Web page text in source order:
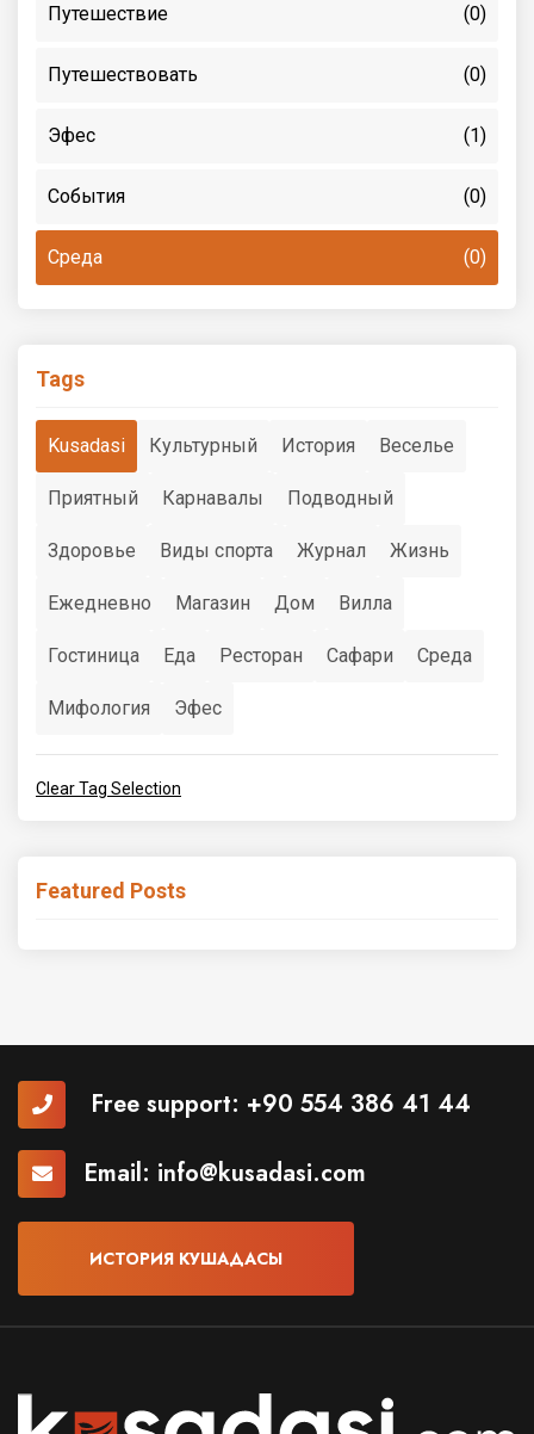
Путешествие (0)
Путешествовать (0)
Эфес (1)
События (0)
Среда (0)
Tags
Kusadasi Культурный История Веселье
Приятный Карнавалы Подводный
Здоровье Виды спорта Журнал Жизнь
Ежедневно Магазин Дом Вилла
Гостиница Еда Ресторан Сафари Среда
Мифология Эфес
Clear Tag Selection
Featured Posts
Free support: +90 554 386 41 44
Email: info@kusadasi.com
ИСТОРИЯ КУШАДАСЫ